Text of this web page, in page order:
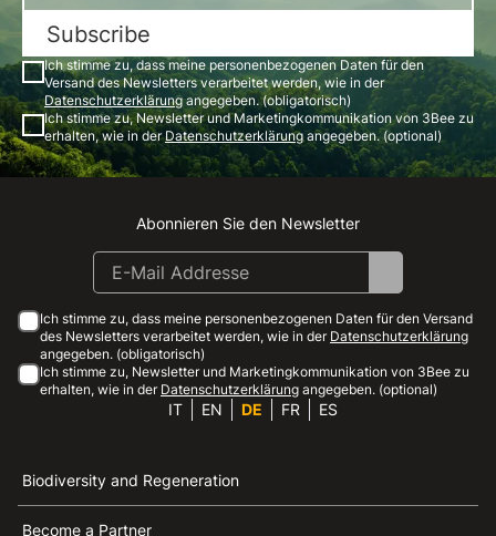
Subscribe
Ich stimme zu, dass meine personenbezogenen Daten für den
Versand des Newsletters verarbeitet werden, wie in der
Datenschutzerklärungangegeben. (obligatorisch)
Ich stimme zu, Newsletter und Marketingkommunikation von 3Bee zu
erhalten, wie in derDatenschutzerklärungangegeben. (optional)
Instagram
Facebook
Linkedin
Youtube
Abonnieren Sie den Newsletter
Ich stimme zu, dass meine personenbezogenen Daten für den Versand
des Newsletters verarbeitet werden, wie in der Datenschutzerklärung
angegeben. (obligatorisch)
Ich stimme zu, Newsletter und Marketingkommunikation von 3Bee zu
erhalten, wie in der Datenschutzerklärung angegeben. (optional)
IT EN DE FR ES
Biodiversity and Regeneration
Become a Partner